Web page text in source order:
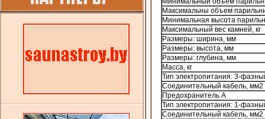
Максимальны объем
Минимальная высота
Максимальный вес камней, кг
Размеры: ширина, мм
Размеры: высота, мм
Размеры: глубина, мм
Масса, кг
Тип электропитания: 3-
Соединительный кабель, мм2
Предохранитель A
Тип электропитания: 1-
Соединительный кабель, мм2